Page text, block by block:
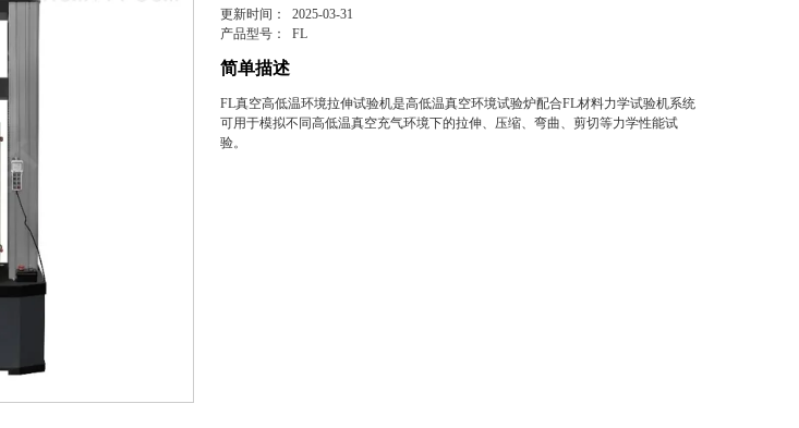
更新时间： 2025-03-31
产品型号：FL
简单描述
FL真空高低温环境拉伸试验机是高低温真空环境试验炉配合FL材料力学试验机系统
可用于模拟不同高低温真空充气环境下的拉伸、压缩、弯曲、剪切等力学性能试
验。